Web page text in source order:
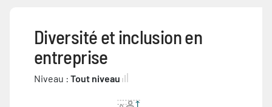
Diversité et inclusion en
entreprise
Niveau : Tout niveau